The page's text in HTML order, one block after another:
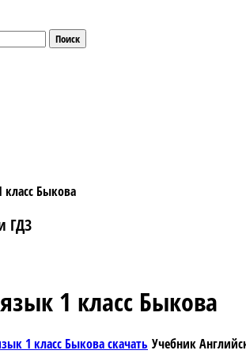
Поиск
Быкова
ГДЗ
1 класс Быкова
Учебник